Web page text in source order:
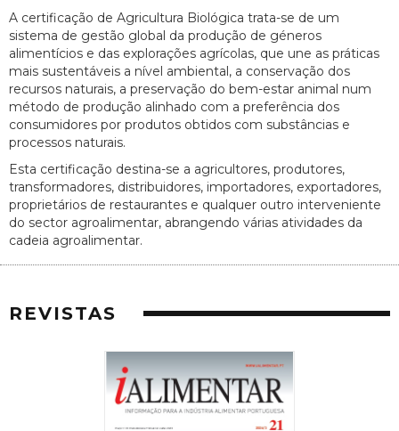
A certificação de Agricultura Biológica trata-se de um
sistema de gestão global da produção de géneros
alimentícios e das explorações agrícolas, que une as práticas
mais sustentáveis a nível ambiental, a conservação dos
recursos naturais, a preservação do bem-estar animal num
método de produção alinhado com a preferência dos
consumidores por produtos obtidos com substâncias e
processos naturais.
Esta certificação destina-se a agricultores, produtores,
transformadores, distribuidores, importadores, exportadores,
proprietários de restaurantes e qualquer outro interveniente
do sector agroalimentar, abrangendo várias atividades da
cadeia agroalimentar.
REVISTAS